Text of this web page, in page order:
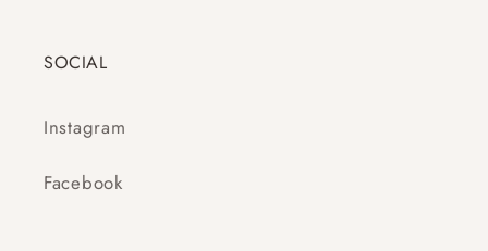
SOCIAL
Instagram
Facebook